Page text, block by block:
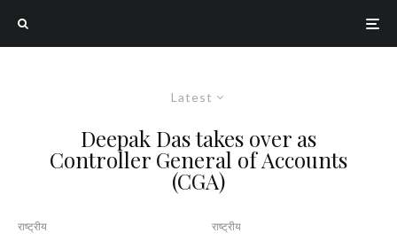
Latest
Deepak Das takes over as
Controller General of Accounts
(CGA)
राष्ट्रीय राष्ट्रीय